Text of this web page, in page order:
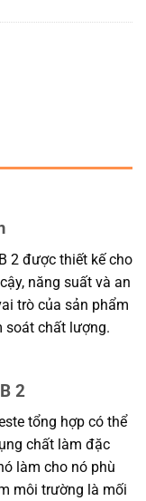
2 được thiết kế cho
năng suất và an
trò của sản phẩm
soát chất lượng.
2
tổng hợp có thể
chất làm đặc
làm cho nó phù
môi trường là mối